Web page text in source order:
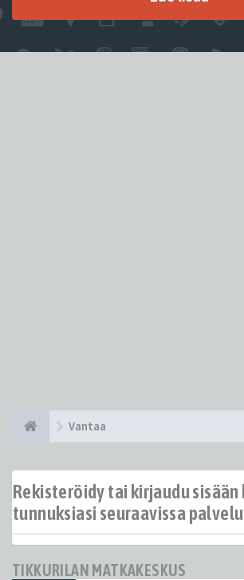
Vantaa
Rekisteröidy tai kirjaudu
tunnuksiasi seuraavissa
TIKKURILAN MATKAKESKUS